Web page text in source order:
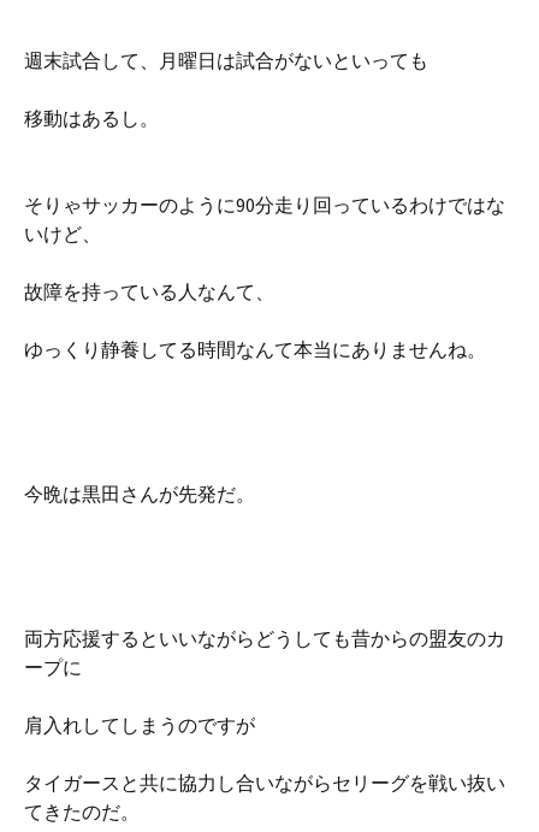
週末試合して、月曜日は試合がないといっても
移動はあるし。
そりゃサッカーのように90分走り回っているわけではな
いけど、
故障を持っている人なんて、
ゆっくり静養してる時間なんて本当にありませんね。
今晩は黒田さんが先発だ。
両方応援するといいながらどうしても昔からの盟友のカ
ープに
肩入れしてしまうのですが
タイガースと共に協力し合いながらセリーグを戦い抜い
てきたのだ。